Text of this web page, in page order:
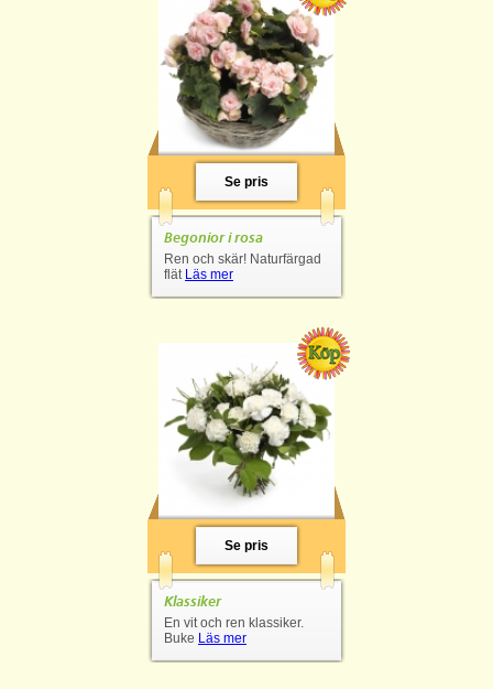
Se pris
Begonior i rosa
Ren och skär! Naturfärgad
flät Läs mer
Se pris
Klassiker
En vit och ren klassiker.
Buke Läs mer